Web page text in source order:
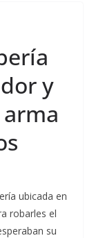
y
ubicada en
robarles el
su